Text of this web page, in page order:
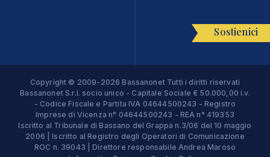
Sostienici
Copyright © 2009-2026 Bassanonet Tutti i diritti riservati
Bassanonet S.r.l. socio unico - Capitale Sociale € 50.000,00 i.v.
- Codice Fiscale e Partita IVA 04644500243 - Registro
Imprese di Vicenza n° 04644500243 - REA n° 419353
Iscritto al Tribunale di Bassano del Grappa n.3/06 del 10 maggio
2006 | Iscritto al Registro degli Operatori di Comunicazione
ROC n. 39043 | Direttore responsabile Andrea Maroso